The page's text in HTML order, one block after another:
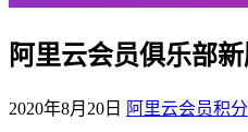
阿里云会员俱乐部
2020年8月20日 阿里云会员积分